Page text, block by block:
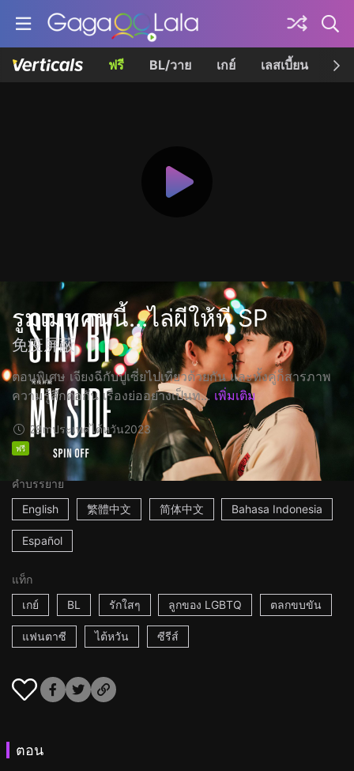
ฟรี BL/วาย เกย์ เลสเบี้ยน เค
รูมเมทคนนี้...ไล่ผีให้ที SP
免疫屏蔽
ตอนพิเศษ เจียงฉีกับปูเซี่ยไปเที่ยวด้วยกัน และทั้งคู่ก็สารภาพ
ความรู้สึกต่อกัน เรื่องย่ออย่างเป็นท... เพิ่มเติม
28mประเทศไต้หวัน2023
ฟรี
คำบรรยาย
English
繁體中文 简体中文 Bahasa Indonesia
Español
แท็ก
เกย์
BL รักใสๆ ลูกของ LGBTQ ตลกขบขัน
แฟนตาซี ไต้หวัน ซีรีส์
ตอน